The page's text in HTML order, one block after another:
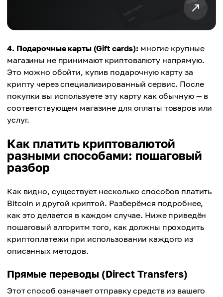
4. Подарочные карты (Gift cards): многие крупные
магазины не принимают криптовалюту напрямую.
Это можно обойти, купив подарочную карту за
крипту через специализированный сервис. После
покупки вы используете эту карту как обычную — в
соответствующем магазине для оплаты товаров или
услуг.
Как платить криптовалютой
разными способами: пошаговый
разбор
Как видно, существует несколько способов платить
Bitcoin и другой криптой. Разберёмся подробнее,
как это делается в каждом случае. Ниже приведён
пошаговый алгоритм того, как должны проходить
криптоплатежи при использовании каждого из
описанных методов.
Прямые переводы (Direct Transfers)
Этот способ означает отправку средств из вашего